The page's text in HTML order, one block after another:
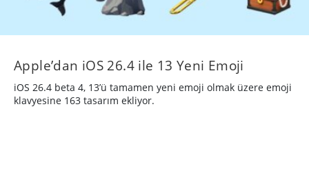
Apple’dan iOS 26.4 ile 13 Yeni Emoji
iOS 26.4 beta 4, 13’ü tamamen yeni emoji olmak üzere emoji
klavyesine 163 tasarım ekliyor.